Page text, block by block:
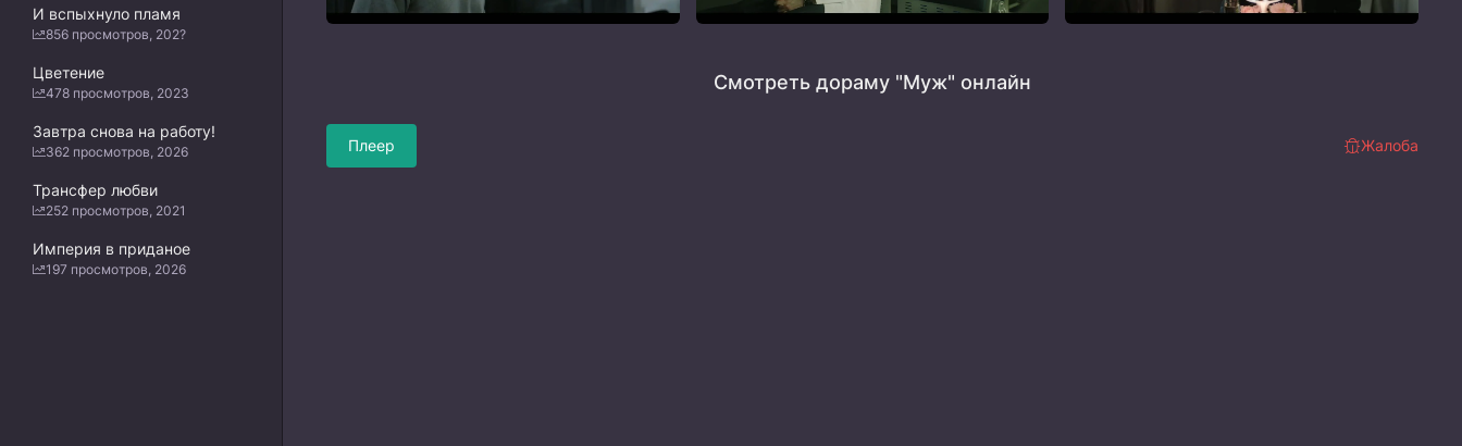
Смотреть дораму "Муж" онлайн
Плеер Жалоба
И вспыхнуло пламя
856 просмотров, 202?
Цветение
478 просмотров, 2023
Завтра снова на работу!
362 просмотров, 2026
Трансфер любви
252 просмотров, 2021
Империя в приданое
197 просмотров, 2026